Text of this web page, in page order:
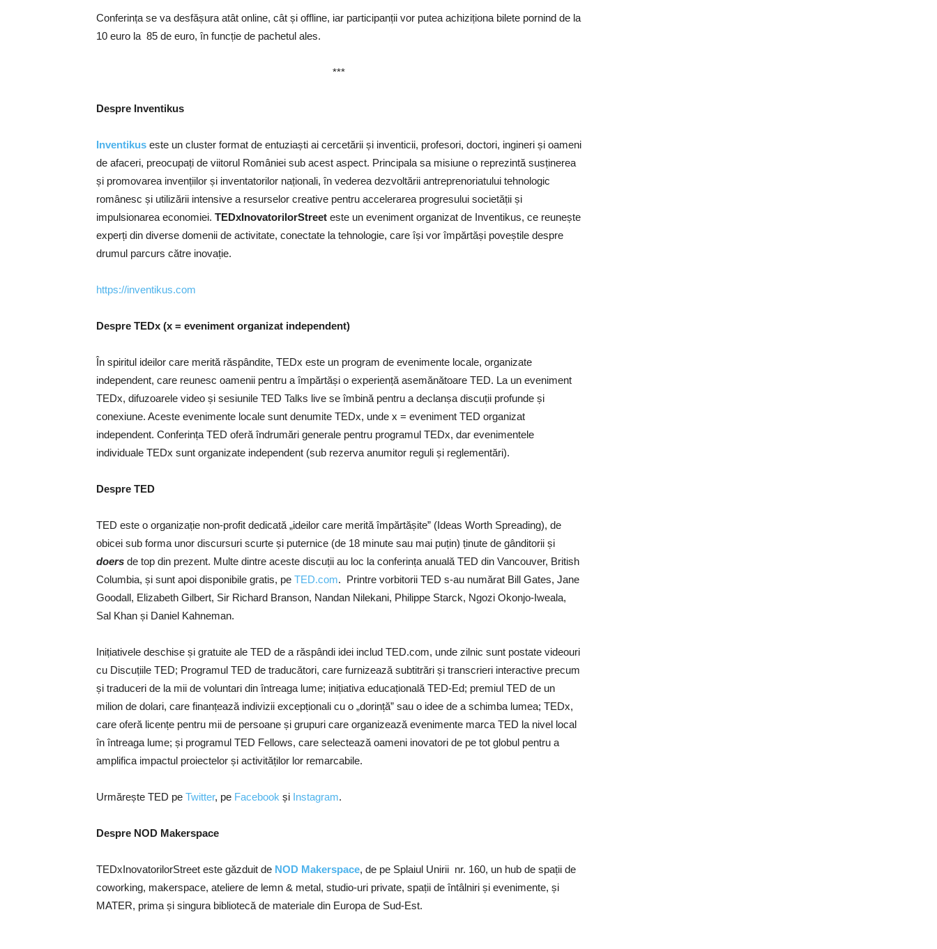
Conferința se va desfășura atât online, cât și offline, iar participanții vor putea achiziționa bilete pornind de la
10 euro la 85 de euro, în funcție de pachetul ales.
***
Despre Inventikus
Inventikus este un cluster format de entuziaști ai cercetării și inventicii, profesori, doctori, ingineri și oameni
de afaceri, preocupați de viitorul României sub acest aspect. Principala sa misiune o reprezintă susținerea
și promovarea invențiilor și inventatorilor naționali, în vederea dezvoltării antreprenoriatului tehnologic
românesc și utilizării intensive a resurselor creative pentru accelerarea progresului societății și
impulsionarea economiei. TEDxInovatorilorStreet este un eveniment organizat de Inventikus, ce reunește
experți din diverse domenii de activitate, conectate la tehnologie, care își vor împărtăși poveștile despre
drumul parcurs către inovație.
https://inventikus.com
Despre TEDx (x = eveniment organizat independent)
În spiritul ideilor care merită răspândite, TEDx este un program de evenimente locale, organizate
independent, care reunesc oamenii pentru a împărtăși o experiență asemănătoare TED. La un eveniment
TEDx, difuzoarele video și sesiunile TED Talks live se îmbină pentru a declanșa discuții profunde și
conexiune. Aceste evenimente locale sunt denumite TEDx, unde x = eveniment TED organizat
independent. Conferința TED oferă îndrumări generale pentru programul TEDx, dar evenimentele
individuale TEDx sunt organizate independent (sub rezerva anumitor reguli și reglementări).
Despre TED
TED este o organizație non-profit dedicată „ideilor care merită împărtășite” (Ideas Worth Spreading), de
obicei sub forma unor discursuri scurte și puternice (de 18 minute sau mai puțin) ținute de gânditorii și
doers de top din prezent. Multe dintre aceste discuții au loc la conferința anuală TED din Vancouver, British
Columbia, și sunt apoi disponibile gratis, pe TED.com. Printre vorbitorii TED s-au numărat Bill Gates, Jane
Goodall, Elizabeth Gilbert, Sir Richard Branson, Nandan Nilekani, Philippe Starck, Ngozi Okonjo-Iweala,
Sal Khan și Daniel Kahneman.
Inițiativele deschise și gratuite ale TED de a răspândi idei includ TED.com, unde zilnic sunt postate videouri
cu Discuțiile TED; Programul TED de traducători, care furnizează subtitrări și transcrieri interactive precum
și traduceri de la mii de voluntari din întreaga lume; inițiativa educațională TED-Ed; premiul TED de un
milion de dolari, care finanțează indivizii excepționali cu o „dorință” sau o idee de a schimba lumea; TEDx,
care oferă licențe pentru mii de persoane și grupuri care organizează evenimente marca TED la nivel local
în întreaga lume; și programul TED Fellows, care selectează oameni inovatori de pe tot globul pentru a
amplifica impactul proiectelor și activităților lor remarcabile.
Urmărește TED pe Twitter, pe Facebook și Instagram.
Despre NOD Makerspace
TEDxInovatorilorStreet este găzduit de NOD Makerspace, de pe Splaiul Unirii nr. 160, un hub de spații de
coworking, makerspace, ateliere de lemn & metal, studio-uri private, spații de întâlniri și evenimente, și
MATER, prima și singura bibliotecă de materiale din Europa de Sud-Est.